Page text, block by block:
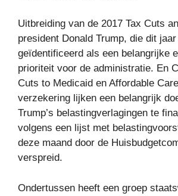
Uitbreiding van de 2017 Tax Cuts
president Donald Trump, die dit
geïdentificeerd als een belangrijke
prioriteit voor de administratie. En
Cuts to Medicaid en Affordable
verzekering lijken een belangrijk
Trump’s belastingverlagingen te
volgens een lijst met
deze maand door de
verspreid.
Ondertussen heeft een groep